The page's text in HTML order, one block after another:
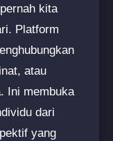
kita
Platform
atau
Ini membuka
dari
yang